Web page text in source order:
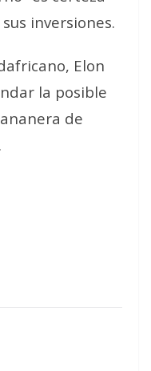
inversiones.
Elon
la posible
de